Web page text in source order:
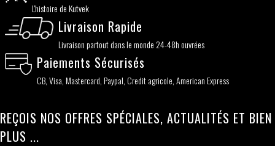
L'histoire de Kutvek
Livraison Rapide
Livraison partout dans le monde 24-48h ouvrées
Paiements Sécurisés
CB, Visa, Mastercard, Paypal, Credit agricole, American Express
REÇOIS NOS OFFRES SPÉCIALES, ACTUALITÉS ET BIEN
PLUS ...